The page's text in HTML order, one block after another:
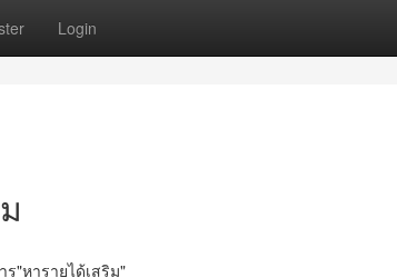
Login
"หารายได้เสริม"